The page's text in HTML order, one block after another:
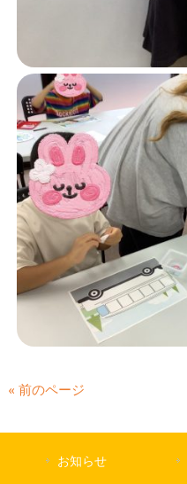
« 前のページ
お知らせ